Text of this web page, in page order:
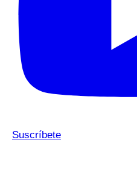
Suscríbete